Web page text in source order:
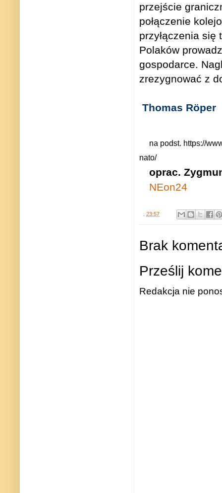
przejście
połączenie
przyłączenia się
Polaków
gospodarce.
zrezygnować z
Thomas Röper
na podst. https://
nato/
oprac.
NEon24
23:57
Brak
Prześlij
Redakcja nie